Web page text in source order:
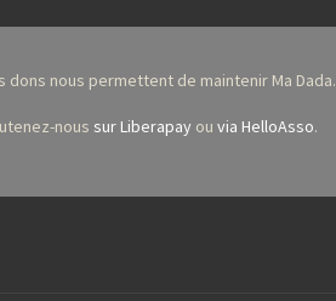
dons nous permettent de maintenir Ma Dada.
nous sur Liberapayou via HelloAsso.